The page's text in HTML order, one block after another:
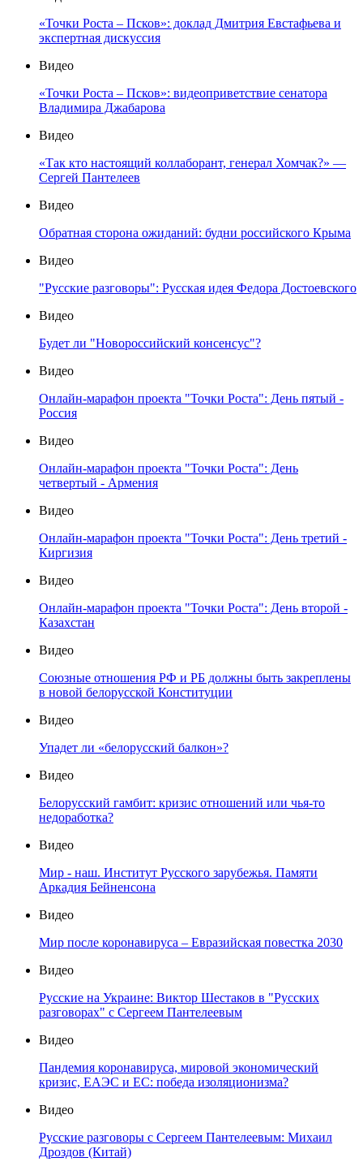
«Точки Роста – Псков»: доклад Дмитрия Евстафьева и
экспертная дискуссия
Видео
«Точки Роста – Псков»: видеоприветствие сенатора
Владимира Джабарова
Видео
«Так кто настоящий коллаборант, генерал Хомчак?» —
Сергей Пантелеев
Видео
Обратная сторона ожиданий: будни российского Крыма
Видео
"Русские разговоры": Русская идея Федора Достоевского
Видео
Будет ли "Новороссийский консенсус"?
Видео
Онлайн-марафон проекта "Точки Роста": День пятый -
Россия
Видео
Онлайн-марафон проекта "Точки Роста": День
четвертый - Армения
Видео
Онлайн-марафон проекта "Точки Роста": День третий -
Киргизия
Видео
Онлайн-марафон проекта "Точки Роста": День второй -
Казахстан
Видео
Союзные отношения РФ и РБ должны быть закреплены
в новой белорусской Конституции
Видео
Упадет ли «белорусский балкон»?
Видео
Белорусский гамбит: кризис отношений или чья-то
недоработка?
Видео
Мир - наш. Институт Русского зарубежья. Памяти
Аркадия Бейненсона
Видео
Мир после коронавируса – Евразийская повестка 2030
Видео
Русские на Украине: Виктор Шестаков в "Русских
разговорах" с Сергеем Пантелеевым
Видео
Пандемия коронавируса, мировой экономический
кризис, ЕАЭС и ЕС: победа изоляционизма?
Видео
Русские разговоры с Сергеем Пантелеевым: Михаил
Дроздов (Китай)